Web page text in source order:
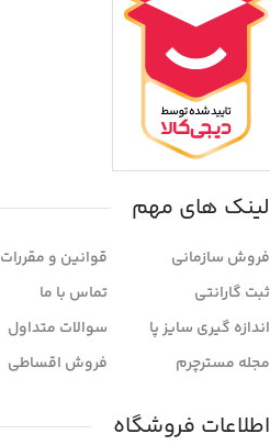
لینک های مهم
فروش سازمانی
ثبت گارانتی
اندازه گیری سایز پا
مجله مسترچرم
قوانین و مقررات
تماس با ما
سوالات متداول
فروش اقساطی
اطلاعات فروشگاه